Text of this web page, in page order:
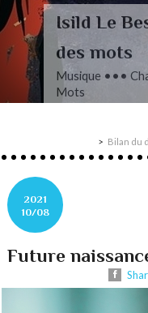
Isild Le
des mots
Musique •••
Mots
Bilan du
2021
10/08
Future